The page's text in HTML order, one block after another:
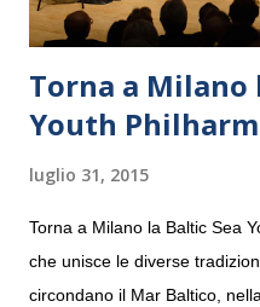
Torna a Milano
Youth
luglio 31, 2015
Torna a Milano la Baltic Sea
che unisce le diverse
circondano il Mar Baltico,